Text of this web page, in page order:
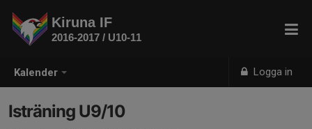
Kalender Logga in
Kiruna IF
2016-2017 / U10-11
Isträning U9/10